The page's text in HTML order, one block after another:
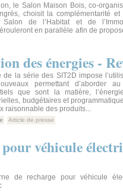
le Salon Maison Bois, co-
choisit la complémentarité
Salon de l’Habitat et de
en parallèle afin de
des énergies -
de la série des SIT2D impose
permettant d’aborder
que sont la matière,
budgétaires et
raisonnable des produits...
Article de presse
véhicule
de recharge pour véhicule